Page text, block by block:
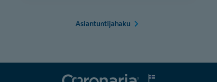
Asiantuntijahaku